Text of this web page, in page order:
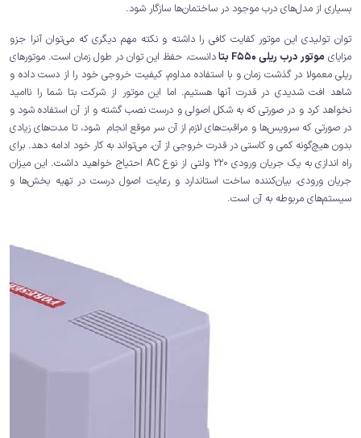
بسیاری از مدل‌های درب موجود در ساختمان‌ها سازگار شود.
توان تولیدی این موتور کفایت کافی را داشته و نکته مهم دیگری که می‌توان آنرا جزو
مزایای موتور درب ریلی F550 بتا
دانست، حفظ این توان در طول زمان است. موتورهای
ریلی معمولا در گذشت زمان و با استفاده مداوم، کیفیت خروجی خود را از دست داده و
شاهد افت شدیدی در قدرت آنها هستیم. اما این موتور از شرکت بتا شما را ناامید
نخواهد کرد و در صورتی که به شکل اصولی و درست نصب گشته و از آن استفاده شود و
در صورتی که سرویس‌ها و مراقبت‌های لازم از آن سر موقع انجام شود، تا مدت‌های زیادی
بدون هیچ‌گونه کمی و کاستی در قدرت خروجی از آن، می‌تواند به کار خود ادامه دهد. برای
راه اندازی به یک جریان ورودی 220 ولتی از نوع AC احتیاج خواهید داشت. این میزان
جریان ورودی، بیان‌کننده ساخت استاندارد و رعایت اصول درست در تهیه بخش‌ها و
سیستم‌های مربوطه به آن است.